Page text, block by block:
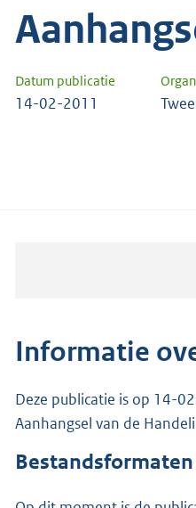
Datum publicatie
14-02-2011
Informatie
Deze publicatie is op 14-
Aanhangsel van de
Bestandsformaten